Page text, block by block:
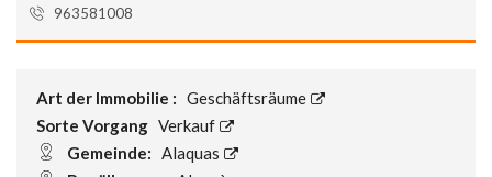
963581008
Art der Immobilie : Geschäftsräume
Sorte Vorgang Verkauf
Gemeinde: Alaquas